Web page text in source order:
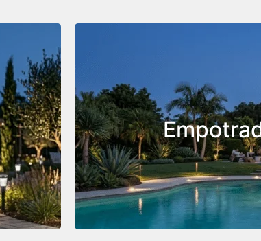
o
crear
Diseñados
desde la
caminos
Soportan tráfico peatonal y
que guía el